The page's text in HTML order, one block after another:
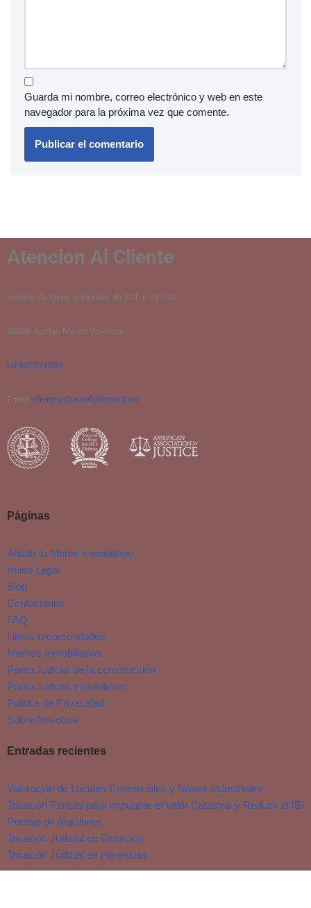
Guarda mi nombre, correo electrónico y web en este
navegador para la próxima vez que comente.
Atencion Al Cliente
Horario de lunes a Viernes de 8:00 a 18:00H
46026 Ausias March Valencia
tel:662221582
Email: clientes@aureliotamarit.es
Páginas
Añade tu Meme Inmobiliario
Aviso Legal
Blog
Contactanos
FAQ
Libros recomendados
Memes Inmobiliarios
Perito Judicial de la construcción
Perito Judicial Inmobiliario
Politica de Privacidad
Sobre Nosotros
Entradas recientes
Valoración de Locales Comerciales y Naves Industriales
Tasación Pericial para Impugnar el Valor Catastral y Reducir el IBI
Peritaje de Alquileres
Tasación Judicial en Divorcios
Tasación Judicial en Herencias